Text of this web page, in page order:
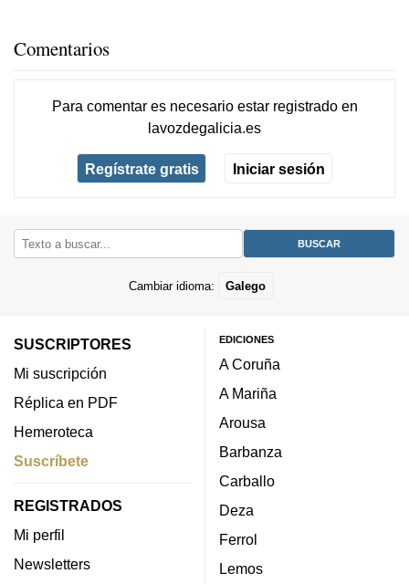
Comentarios
Para comentar es necesario estar registradoen
lavozdegalicia.es
Regístrate gratis Iniciar sesión
Cambiar idioma: Galego
SUSCRIPTORES
Mi suscripción
Réplica en PDF
Hemeroteca
Suscríbete
REGISTRADOS
Mi perfil
Newsletters
EDICIONES
A Coruña
A Mariña
Arousa
Barbanza
Carballo
Deza
Ferrol
Lemos